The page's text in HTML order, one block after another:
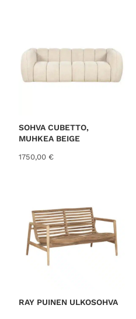
SOHVA CUBETTO,
MUHKEA BEIGE
1750,00 €
RAY PUINEN ULKOSOHVA